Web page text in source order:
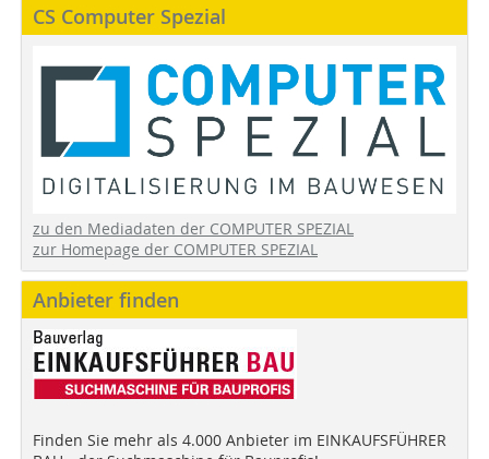
CS Computer Spezial
zu den Mediadaten der COMPUTER SPEZIAL
zur Homepage der COMPUTER SPEZIAL
Anbieter finden
Finden Sie mehr als 4.000 Anbieter im EINKAUFSFÜHRER